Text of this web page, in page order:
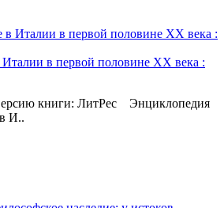
Италии в первой половине ХХ века :
книги: ЛитРес Энциклопедия
И..